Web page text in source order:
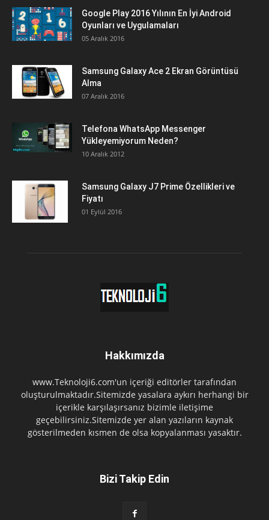
Google Play 2016 Yılının En İyi Android
Oyunları ve Uygulamaları
05 Aralık 2016
Samsung Galaxy Ace 2 Ekran Görüntüsü
Alma
07 Aralık 2016
Telefona WhatsApp Messenger
Yükleyemiyorum Neden?
10 Aralık 2012
Samsung Galaxy J7 Prime Özellikleri ve
Fiyatı
01 Eylül 2016
Hakkımızda
www.Teknoloji6.com'un içeriği editörler tarafından
oluşturulmaktadır.Sitemizde yasalara aykırı herhangi bir
içerikle karşılaşırsanız bizimle iletişime
geçebilirsiniz.Sitemizde yer alan yazıların kaynak
gösterilmeden kısmen de olsa kopyalanması yasaktır.
Bizi Takip Edin